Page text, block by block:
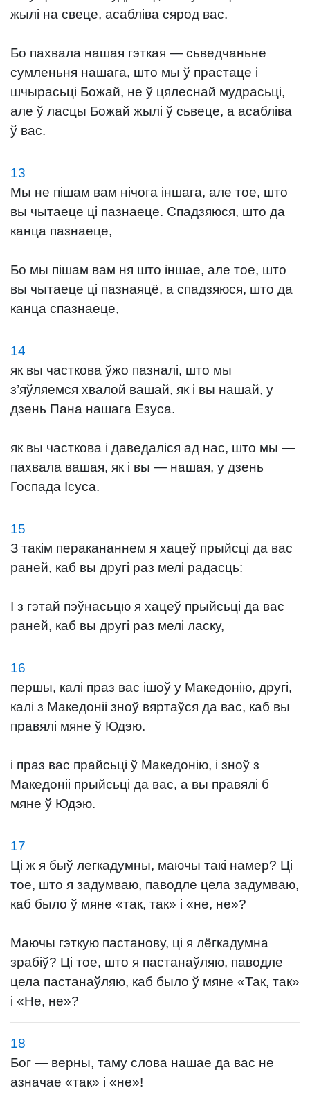
жылі на свеце, асабліва сярод вас.
Бо пахвала нашая гэткая — сьведчаньне
сумленьня нашага, што мы ў прастаце і
шчырасьці Божай, не ў цялеснай мудрасьці,
але ў ласцы Божай жылі ў сьвеце, а асабліва
ў вас.
13
Мы не пішам вам нічога іншага, але тое, што
вы чытаеце ці пазнаеце. Спадзяюся, што да
канца пазнаеце,
Бо мы пішам вам ня што іншае, але тое, што
вы чытаеце ці пазнаяцё, а спадзяюся, што да
канца спазнаеце,
14
як вы часткова ўжо пазналі, што мы
з’яўляемся хвалой вашай, як і вы нашай, у
дзень Пана нашага Езуса.
як вы часткова і даведаліся ад нас, што мы —
пахвала вашая, як і вы — нашая, у дзень
Госпада Ісуса.
15
З такім перакананнем я хацеў прыйсці да вас
раней, каб вы другі раз мелі радасць:
І з гэтай пэўнасьцю я хацеў прыйсьці да вас
раней, каб вы другі раз мелі ласку,
16
першы, калі праз вас ішоў у Македонію, другі,
калі з Македоніі зноў вяртаўся да вас, каб вы
правялі мяне ў Юдэю.
і праз вас прайсьці ў Македонію, і зноў з
Македоніі прыйсьці да вас, а вы правялі б
мяне ў Юдэю.
17
Ці ж я быў легкадумны, маючы такі намер? Ці
тое, што я задумваю, паводле цела задумваю,
каб было ў мяне «так, так» і «не, не»?
Маючы гэткую пастанову, ці я лёгкадумна
зрабіў? Ці тое, што я пастанаўляю, паводле
цела пастанаўляю, каб было ў мяне «Так, так»
і «Не, не»?
18
Бог — верны, таму слова нашае да вас не
азначае «так» і «не»!